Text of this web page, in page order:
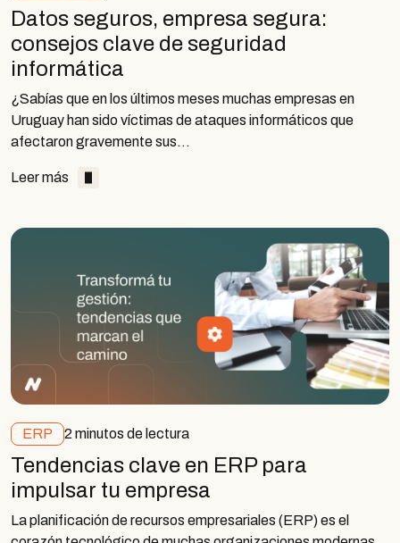
Datos seguros, empresa segura:
consejos clave de seguridad
informática
¿Sabías que en los últimos meses muchas empresas en
Uruguay han sido víctimas de ataques informáticos que
afectaron gravemente sus…
Leer más
ERP 2 minutos de lectura
Tendencias clave en ERP para
impulsar tu empresa
La planificación de recursos empresariales (ERP) es el